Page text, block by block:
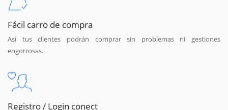
Fácil carro de compra
Así tus clientes podrán comprar sin problemas ni gestiones
engorrosas.
Registro / Login conect